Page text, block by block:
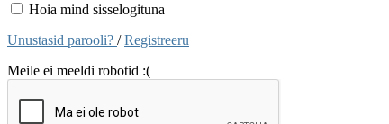
Hoia mind sisselogituna
Unustasid parooli? /Registreeru
Meile ei meeldi robotid :(